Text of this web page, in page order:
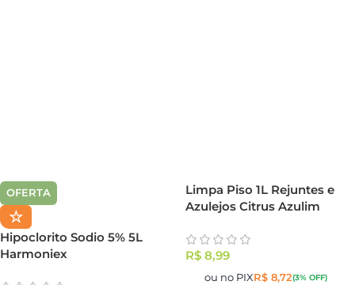
OFERTA
☆
Hipoclorito Sodio 5% 5L
Harmoniex
Limpa Piso 1L Rejuntes e
Azulejos Citrus Azulim
R$ 8,99
ou no PIXR$ 8,72(3% OFF)